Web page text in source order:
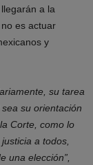
a la
es actuar
y
su tarea
su orientación
Corte, como lo
a todos,
una elección”,